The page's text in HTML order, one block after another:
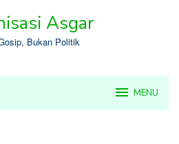
Asgar
Bukan Politik
MENU